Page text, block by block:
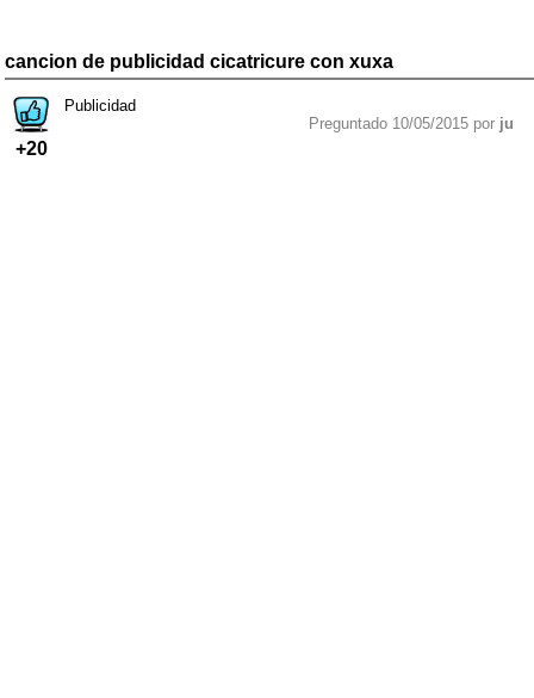
cancion de publicidad cicatricure con xuxa
+20
Publicidad
Preguntado 10/05/2015 por ju